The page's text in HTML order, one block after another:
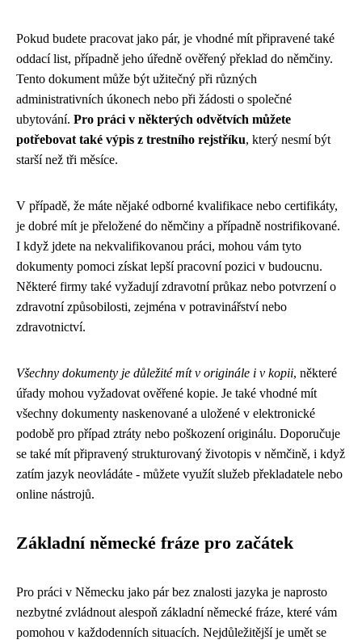
Pokud budete pracovat jako pár, je vhodné mít připravené také
oddací list, případně jeho úředně ověřený překlad do němčiny.
Tento dokument může být užitečný při různých
administrativních úkonech nebo při žádosti o společné
ubytování. Pro práci v některých odvětvích můžete
potřebovat také výpis z trestního rejstříku, který nesmí být
starší než tři měsíce.
V případě, že máte nějaké odborné kvalifikace nebo certifikáty,
je dobré mít je přeložené do němčiny a případně nostrifikované.
I když jdete na nekvalifikovanou práci, mohou vám tyto
dokumenty pomoci získat lepší pracovní pozici v budoucnu.
Některé firmy také vyžadují zdravotní průkaz nebo potvrzení o
zdravotní způsobilosti, zejména v potravinářství nebo
zdravotnictví.
Všechny dokumenty je důležité mít v originále i v kopii, některé
úřady mohou vyžadovat ověřené kopie. Je také vhodné mít
všechny dokumenty naskenované a uložené v elektronické
podobě pro případ ztráty nebo poškození originálu. Doporučuje
se také mít připravený strukturovaný životopis v němčině, i když
zatím jazyk neovládáte - můžete využít služeb překladatele nebo
online nástrojů.
Základní německé fráze pro začátek
Pro práci v Německu jako pár bez znalosti jazyka je naprosto
nezbytné zvládnout alespoň základní německé fráze, které vám
pomohou v každodenních situacích. Nejdůležitější je umět se